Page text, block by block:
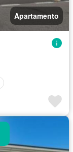
Apartamento